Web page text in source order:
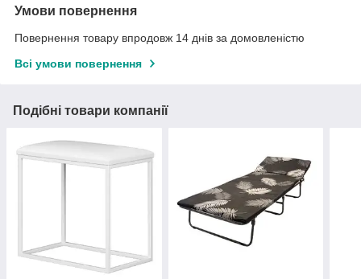
Умови повернення
Повернення товару впродовж 14 днів за домовленістю
Всі умови повернення
Подібні товари компанії